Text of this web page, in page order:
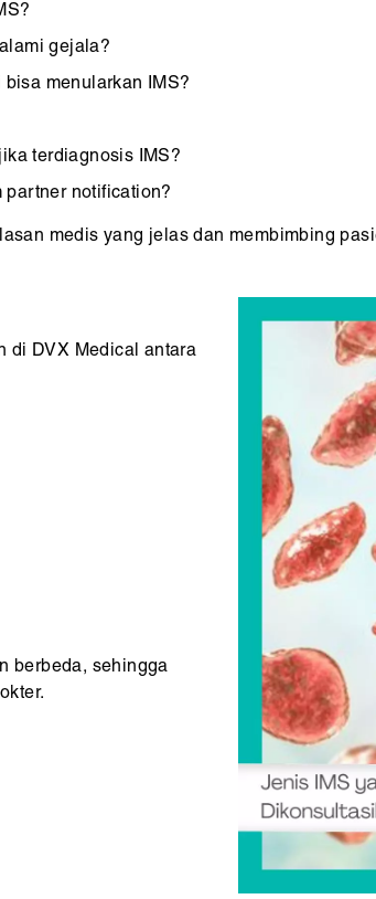
gejala?
menularkan IMS?
terdiagnosis IMS?
partner notification?
medis yang jelas dan membimbing
di DVX Medical antara
berbeda, sehingga